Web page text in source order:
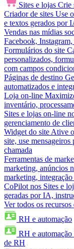
Sites e lojas Crie
Criador de sites Use
e textos gerados por
Vendas nas mídias
Facebook,
Formulários do site
personalizados,
com campos
Páginas de destino
automatizados e
Loja on-line
inventário,
Sites e lojas on-line
gerenciamento de
Widget do site Ative
site, use
chamada
Ferramentas de
marketing, anúncios
marketing,
CoPilot nos Sites e
geradas por IA,
Ver todos os recursos
RH e automação
RH e automação
de RH